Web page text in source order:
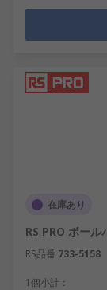
在庫あり
RS PRO ボー
RS品番 733-5158
1個小計：